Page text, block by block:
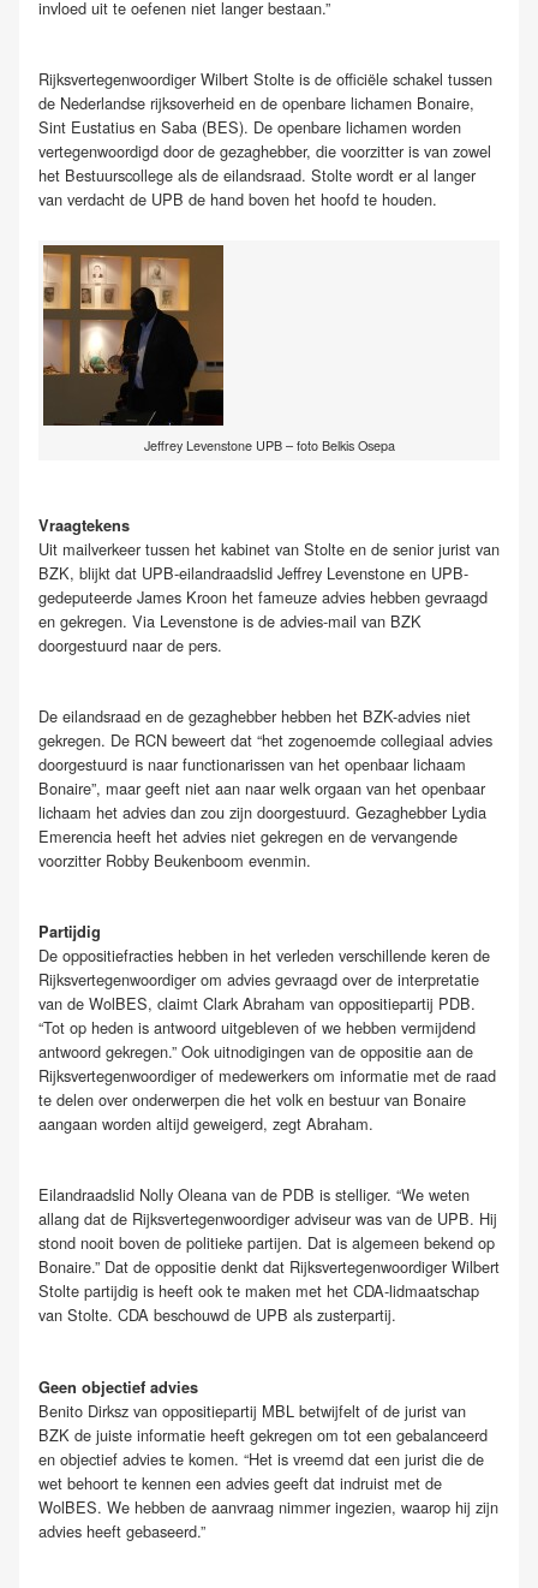
invloed uit te oefenen niet langer bestaan.”
Rijksvertegenwoordiger Wilbert Stolte is de officiële schakel tussen
de Nederlandse rijksoverheid en de openbare lichamen Bonaire,
Sint Eustatius en Saba (BES). De openbare lichamen worden
vertegenwoordigd door de gezaghebber, die voorzitter is van zowel
het Bestuurscollege als de eilandsraad. Stolte wordt er al langer
van verdacht de UPB de hand boven het hoofd te houden.
Jeffrey Levenstone UPB – foto Belkis Osepa
Vraagtekens
Uit mailverkeer tussen het kabinet van Stolte en de senior jurist van
BZK, blijkt dat UPB-eilandraadslid Jeffrey Levenstone en UPB-
gedeputeerde James Kroon het fameuze advies hebben gevraagd
en gekregen. Via Levenstone is de advies-mail van BZK
doorgestuurd naar de pers.
De eilandsraad en de gezaghebber hebben het BZK-advies niet
gekregen. De RCN beweert dat “het zogenoemde collegiaal advies
doorgestuurd is naar functionarissen van het openbaar lichaam
Bonaire”, maar geeft niet aan naar welk orgaan van het openbaar
lichaam het advies dan zou zijn doorgestuurd. Gezaghebber Lydia
Emerencia heeft het advies niet gekregen en de vervangende
voorzitter Robby Beukenboom evenmin.
Partijdig
De oppositiefracties hebben in het verleden verschillende keren de
Rijksvertegenwoordiger om advies gevraagd over de interpretatie
van de WolBES, claimt Clark Abraham van oppositiepartij PDB.
“Tot op heden is antwoord uitgebleven of we hebben vermijdend
antwoord gekregen.” Ook uitnodigingen van de oppositie aan de
Rijksvertegenwoordiger of medewerkers om informatie met de raad
te delen over onderwerpen die het volk en bestuur van Bonaire
aangaan worden altijd geweigerd, zegt Abraham.
Eilandraadslid Nolly Oleana van de PDB is stelliger. “We weten
allang dat de Rijksvertegenwoordiger adviseur was van de UPB. Hij
stond nooit boven de politieke partijen. Dat is algemeen bekend op
Bonaire.” Dat de oppositie denkt dat Rijksvertegenwoordiger Wilbert
Stolte partijdig is heeft ook te maken met het CDA-lidmaatschap
van Stolte. CDA beschouwd de UPB als zusterpartij.
Geen objectief advies
Benito Dirksz van oppositiepartij MBL betwijfelt of de jurist van
BZK de juiste informatie heeft gekregen om tot een gebalanceerd
en objectief advies te komen. “Het is vreemd dat een jurist die de
wet behoort te kennen een advies geeft dat indruist met de
WolBES. We hebben de aanvraag nimmer ingezien, waarop hij zijn
advies heeft gebaseerd.”